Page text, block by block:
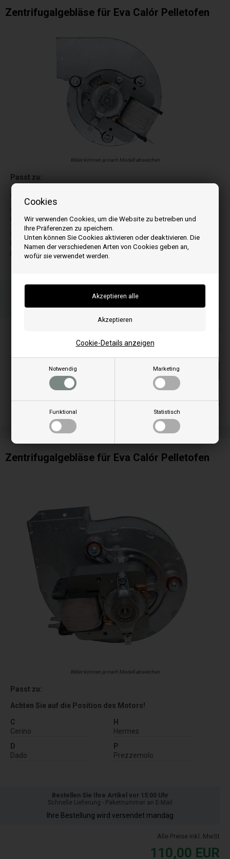
Cookies
Wir verwenden Cookies, um die Website zu betreiben und
Ihre Präferenzen zu speichern.
Unten können Sie Cookies aktivieren oder deaktivieren. Die
Namen der verschiedenen Arten von Cookies geben an,
wofür sie verwendet werden.
Notwendig Marketing
Funktional Statistisch
Cookie-Details anzeigen
Zentrifugalgebläse für Eva Calór Pelletofen
Bilder können je nach Modell abweichen
Passt zu:
Achten Sie auf die Position des Motors!
C
Cerino
Dado
Diletta
Hermes
P
Prezzemolo
Schnelle Lieferung - Paketnummer an E-Mail
Ihre Bestellung wird versendet mandag
Alle Preise inkl. MwSt
120,00 EUR
In den warenkorb
Auf lager
Lieferung 2-4
Zentrifugalgebläse für Eva Calór Pelletofen
Bilder können je nach Modell abweichen
Passt zu:
Achten Sie auf die Position des Motors!
C
Cerino
D
Dado
H
Hermes
P
Prezzemolo
Bestellen Sie Ihre Artikel vor 15:00 Uhr
Schnelle Lieferung - Paketnummer an E-Mail
Ihre Bestellung wird versendet mandag
Alle Preise inkl. MwSt
110,00 EUR